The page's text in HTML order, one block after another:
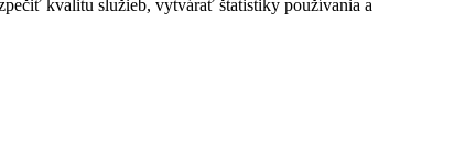
kvalitu služieb, vytvárať štatistiky používania a